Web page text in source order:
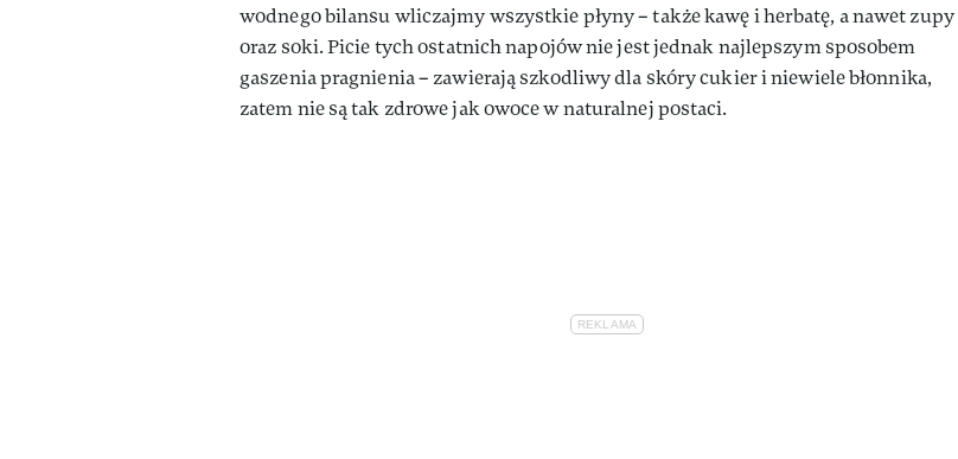
wodnego bilansu wliczajmy wszystkie płyny – także kawę i herbatę, a nawet zupy
oraz soki. Picie tych ostatnich napojów nie jest jednak najlepszym sposobem
gaszenia pragnienia – zawierają szkodliwy dla skóry cukier i niewiele błonnika,
zatem nie są tak zdrowe jak owoce w naturalnej postaci.